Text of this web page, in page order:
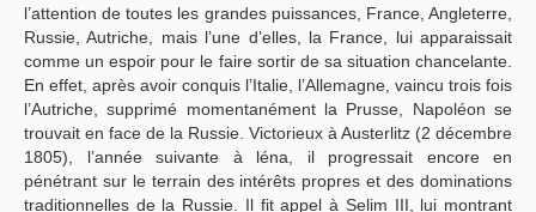
l’attention de toutes les grandes puissances, France, Angleterre,
Russie, Autriche, mais l’une d’elles, la France, lui apparaissait
comme un espoir pour le faire sortir de sa situation chancelante.
En effet, après avoir conquis l’Italie, l’Allemagne, vaincu trois fois
l’Autriche, supprimé momentanément la Prusse, Napoléon se
trouvait en face de la Russie. Victorieux à Austerlitz (2 décembre
1805), l’année suivante à léna, il progressait encore en
pénétrant sur le terrain des intérêts propres et des dominations
traditionnelles de la Russie. Il fit appel à Selim III, lui montrant